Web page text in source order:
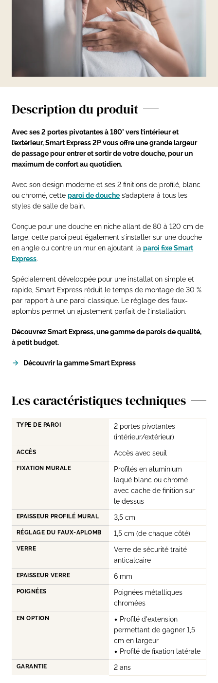
Description du produit
Avec ses 2 portes pivotantes à 180° vers l’intérieur et
l’extérieur, Smart Express 2P vous offre une grande largeur
de passage pour entrer et sortir de votre douche, pour un
maximum de confort au quotidien.
Avec son design moderne et ses 2 finitions de profilé, blanc
ou chromé, cette paroi de douche s’adaptera à tous les
styles de salle de bain.
Conçue pour une douche en niche allant de 80 à 120 cm de
large, cette paroi peut également s’installer sur une douche
en angle ou contre un mur en ajoutant la paroi fixe Smart
Express.
Spécialement développée pour une installation simple et
rapide, Smart Express réduit le temps de montage de 30 %
par rapport à une paroi classique. Le réglage des faux-
aplombs permet un ajustement parfait de l’installation.
Découvrez Smart Express, une gamme de parois de qualité,
à petit budget.
Découvrir la gamme Smart Express
Les caractéristiques techniques
TYPE DE PAROI
2 portes pivotantes
(intérieur/extérieur)
ACCÈS Accès avec seuil
FIXATION MURALE
Profilés en aluminium
laqué blanc ou chromé
avec cache de finition sur
le dessus
EPAISSEUR PROFILÉ MURAL 3,5 cm
RÉGLAGE DU FAUX-APLOMB 1,5 cm (de chaque côté)
VERRE
Verre de sécurité traité
anticalcaire
EPAISSEUR VERRE 6 mm
POIGNÉES
Poignées métalliques
chromées
EN OPTION
• Profilé d'extension
permettant de gagner 1,5
cm en largeur
• Profilé de fixation latérale
GARANTIE 2 ans